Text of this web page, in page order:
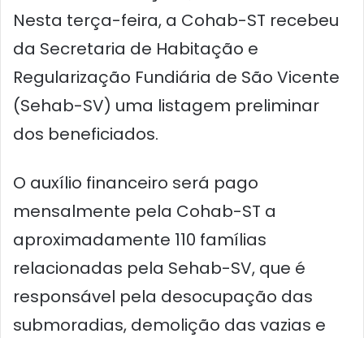
Nesta terça-feira, a Cohab-ST recebeu
da Secretaria de Habitação e
Regularização Fundiária de São Vicente
(Sehab-SV) uma listagem preliminar
dos beneficiados.
O auxílio financeiro será pago
mensalmente pela Cohab-ST a
aproximadamente 110 famílias
relacionadas pela Sehab-SV, que é
responsável pela desocupação das
submoradias, demolição das vazias e